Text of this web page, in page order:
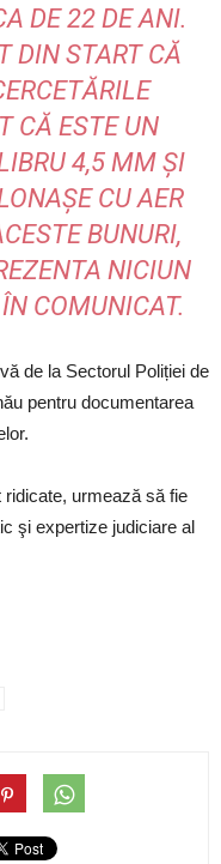
DE 22 DE ANI.
DIN START CĂ
CĂ ESTE UN
4,5 MM ȘI
CU AER
BUNURI,
NICIUN
COMUNICAT.
de la Sectorul Poliției de
pentru documentarea
urmează să fie
şi expertize judiciare al